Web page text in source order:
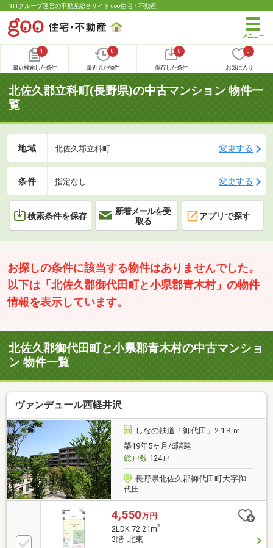
NTTグループ運営の不動産総合サイト goo住宅・不動産
1
最近検索した条件
0
最近見た物件
0
保存した条件
0
お気に入り
北佐久郡立科町(長野県)の中古マンション 物件一
覧
地域 北佐久郡立科町 変更する
条件 指定なし 変更する
検索条件を保存
新着メールを受
取る
アプリで探す
お探しの条件に該当する物件はありませんでした。
以下は「北佐久郡御代田町と小県郡青木村」の物件
情報を表示しています。
北佐久郡御代田町と小県郡青木村の中古マンショ
ン 物件一覧
ヴァンデュール西軽井沢
しなの鉄道「御代田」2.1Ｋｍ
築19年5ヶ月/6階建
総戸数124戸
長野県北佐久郡御代田町大字御
代田
4,550万円
2LDK 72.21m2
3階 北東